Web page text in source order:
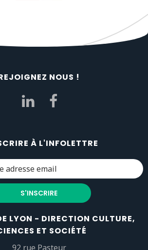
NOUS !
À L'INFOLETTRE
LYON - DIRECTION CULTURE,
ET SOCIÉTÉ
92 rue Pasteur